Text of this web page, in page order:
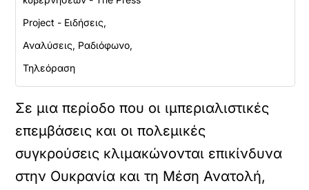
Project - Ειδήσεις,
Αναλύσεις, Ραδιόφωνο,
Τηλεόραση
Σε μια περίοδο που οι ιμπεριαλιστικές
επεμβάσεις και οι πολεμικές
συγκρούσεις κλιμακώνονται επικίνδυνα
στην Ουκρανία και τη Μέση Ανατολή,